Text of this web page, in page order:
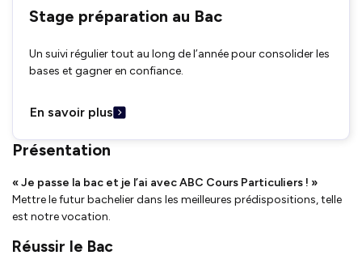
Stage préparation au Bac
Un suivi régulier tout au long de l’année pour consolider les
bases et gagner en confiance.
En savoir plus
Présentation
« Je passe la bac et je l’ai avec ABC Cours Particuliers ! »
Mettre le futur bachelier dans les meilleures prédispositions, telle
est notre vocation.
Réussir le Bac